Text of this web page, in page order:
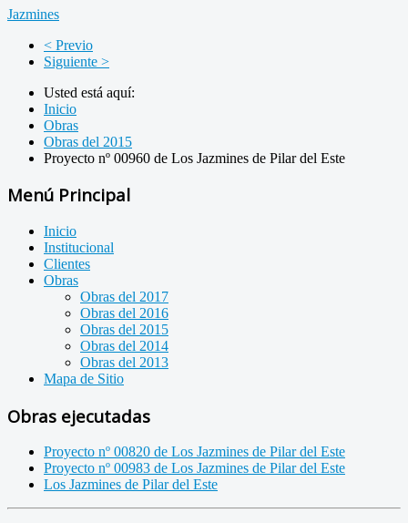
Jazmines
< Previo
Siguiente >
Usted está aquí:
Inicio
Obras
Obras del 2015
Proyecto nº 00960 de Los Jazmines de Pilar del Este
Menú Principal
Inicio
Institucional
Clientes
Obras
Obras del 2017
Obras del 2016
Obras del 2015
Obras del 2014
Obras del 2013
Mapa de Sitio
Obras ejecutadas
Proyecto nº 00820 de Los Jazmines de Pilar del Este
Proyecto nº 00983 de Los Jazmines de Pilar del Este
Los Jazmines de Pilar del Este